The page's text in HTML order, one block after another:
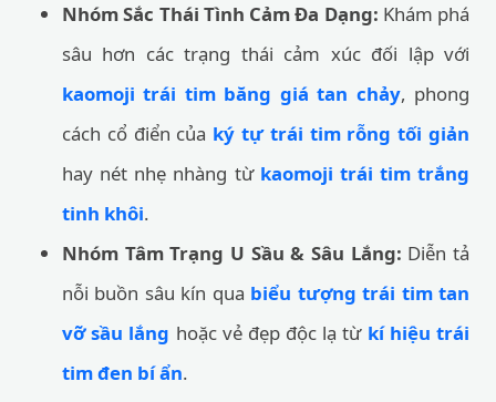
Nhóm Sắc Thái Tình Cảm Đa Dạng: Khám phá
sâu hơn các trạng thái cảm xúc đối lập với
kaomoji trái tim băng giá tan chảy, phong
cách cổ điển của ký tự trái tim rỗng tối giản
hay nét nhẹ nhàng từ kaomoji trái tim trắng
tinh khôi.
Nhóm Tâm Trạng U Sầu & Sâu Lắng: Diễn tả
nỗi buồn sâu kín qua biểu tượng trái tim tan
vỡ sầu lắng hoặc vẻ đẹp độc lạ từ kí hiệu trái
tim đen bí ẩn.